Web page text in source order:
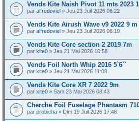
Vends Kite Naish Pivot 11 mts 2023
par alfredoviel » Jeu 23 Juil 2026 06:22
Vends Kite Airush Wave v9 2022 9 m
par alfredoviel » Jeu 23 Juil 2026 06:19
Vends Kite Core section 2 2019 7m
par kite0 » Jeu 21 Mai 2026 10:58
Vends Foil North Whip 2016 5`6``
par kite0 » Jeu 21 Mai 2026 11:08
Vends Kite Core XR 7 2022 9m
par kite0 » Sam 23 Mai 2026 08:43
Cherche Foil Fuselage Phantasm
par probicha » Dim 19 Juil 2026 17:48